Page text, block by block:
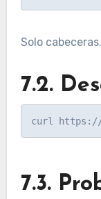
Solo cabeceras.
7.2.
7.3.